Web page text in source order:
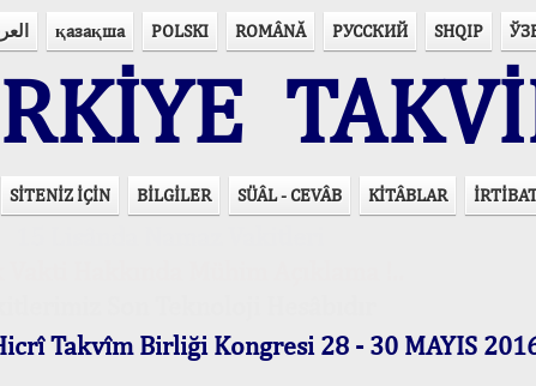
қазақша POLSKI ROMÂNĂ РУССКИЙ SHQIP
SİTENİZ İÇİN BİLGİLER SÜÂL - CEVÂB KİTÂBLAR
Takvîm Birliği Kongresi 28 - 30 MAYIS